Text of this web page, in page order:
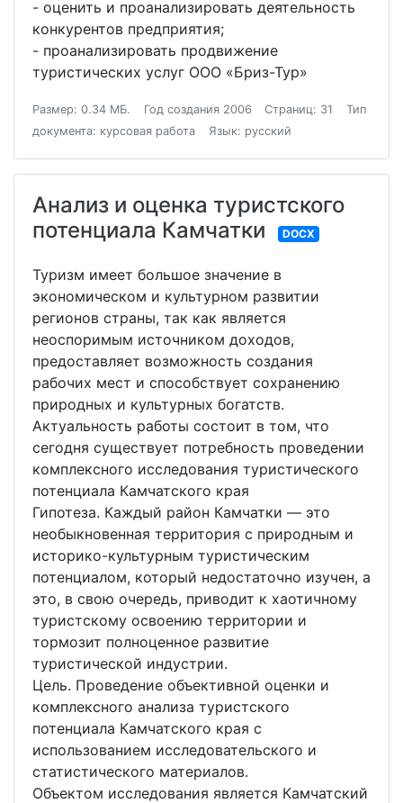
- оценить и проанализировать деятельность
конкурентов предприятия;
- проанализировать продвижение
туристических услуг ООО «Бриз-Тур»
Размер: 0.34 МБ. Год создания 2006 Страниц: 31
Тип
документа: курсовая работа
Язык: русский
Анализ и оценка туристского
потенциала Камчатки
DOCX
Туризм имеет большое значение в
экономическом и культурном развитии
регионов страны, так как является
неоспоримым источником доходов,
предоставляет возможность создания
рабочих мест и способствует сохранению
природных и культурных богатств.
Актуальность работы состоит в том, что
сегодня существует потребность проведении
комплексного исследования туристического
потенциала Камчатского края
Гипотеза. Каждый район Камчатки — это
необыкновенная территория с природным и
историко-культурным туристическим
потенциалом, который недостаточно изучен, а
это, в свою очередь, приводит к хаотичному
туристскому освоению территории и
тормозит полноценное развитие
туристической индустрии.
Цель. Проведение объективной оценки и
комплексного анализа туристского
потенциала Камчатского края с
использованием исследовательского и
статистического материалов.
Объектом исследования является Камчатский